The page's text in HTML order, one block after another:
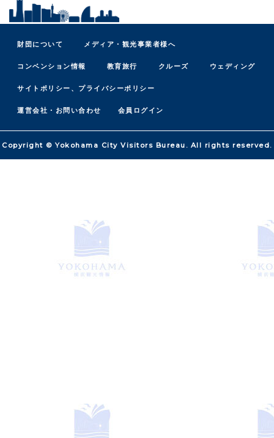
財団について メディア・観光事業者様へ
コンベンション情報 教育旅行 クルーズ ウェディング
サイトポリシー、プライバシーポリシー
運営会社・お問い合わせ 会員ログイン
Copyright © Yokohama City Visitors Bureau. All rights reserved.